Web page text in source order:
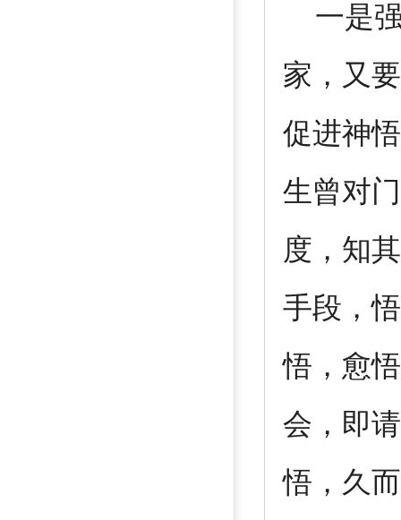
一是强
家，又
促进神
生曾对
度，知
手段，
悟，愈
会，即
悟，久